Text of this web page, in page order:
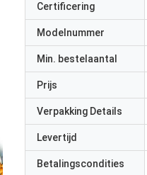
Certificering
Modelnummer
Min. bestelaantal
Prijs
Verpakking Details
Levertijd
Betalingscondities